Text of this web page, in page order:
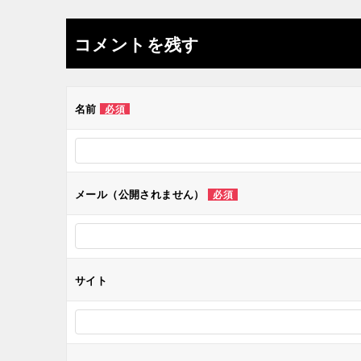
ナ
ビ
ゲ
ー
ン
コメントを残す
名前 必須
メール（公開されません） 必須
サイト